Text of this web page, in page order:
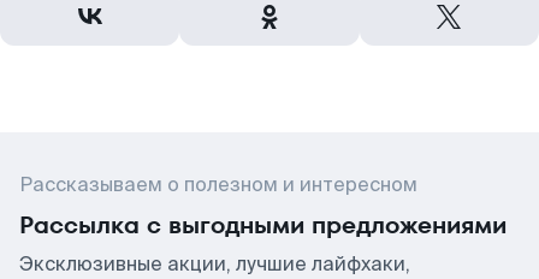
Рассказываем о полезном и интересном
Рассылка с выгодными предложениями
Эксклюзивные акции, лучшие лайфхаки,